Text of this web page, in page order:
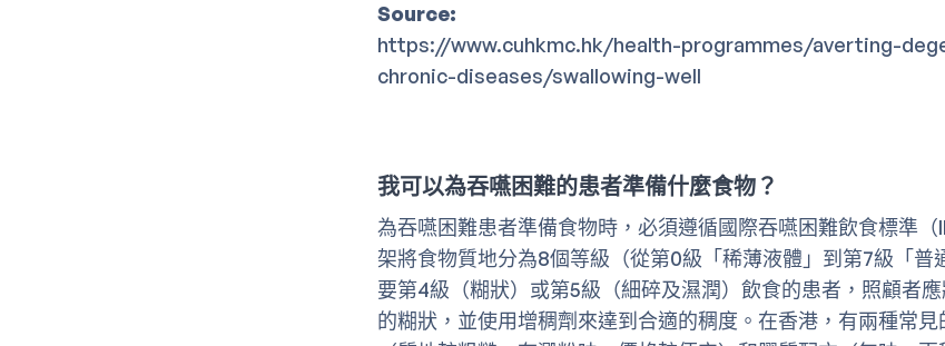
Source:
https://www.cuhkmc.hk/health-programmes/averting-
chronic-diseases/swallowing-well
我可以為吞嚥困難的患者準備什麼食物？
為吞嚥困難患者準備食物時，必須遵循國際吞嚥困難飲食標準（
架將食物質地分為8個等級（從第0級「稀薄液體」到第7級「普
要第4級（糊狀）或第5級（細碎及濕潤）飲食的患者，照顧者
的糊狀，並使用增稠劑來達到合適的稠度。在香港，有兩種常